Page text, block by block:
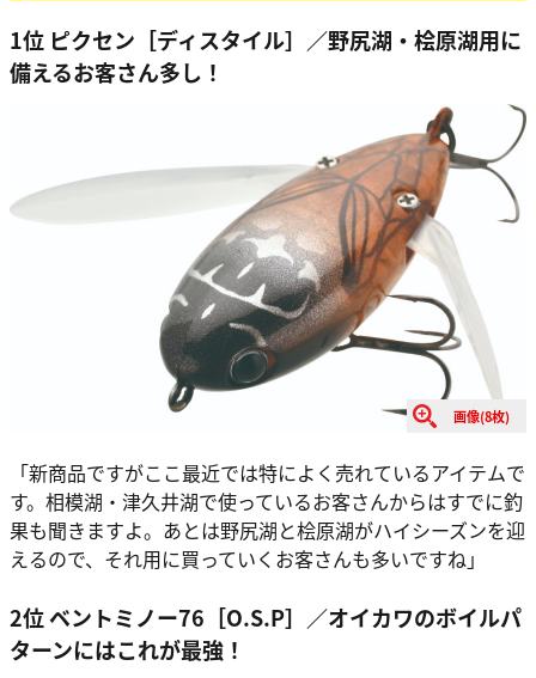
1位 ピクセン［ディスタイル］／野尻湖・桧原湖用に
備えるお客さん多し！
画像(8枚)
「新商品ですがここ最近では特によく売れているアイテムで
す。相模湖・津久井湖で使っているお客さんからはすでに釣
果も聞きますよ。あとは野尻湖と桧原湖がハイシーズンを迎
えるので、それ用に買っていくお客さんも多いですね」
2位 ベントミノー76［O.S.P］／オイカワのボイルパ
ターンにはこれが最強！